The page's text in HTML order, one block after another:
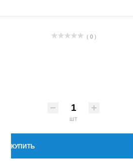
( 0 )
шт
КУПИТЬ